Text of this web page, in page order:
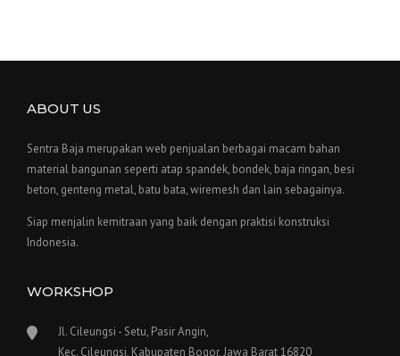
ABOUT US
Sentra Baja merupakan web penjualan berbagai macam bahan
material bangunan seperti atap spandek, bondek, baja ringan, besi
beton, genteng metal, batu bata, wiremesh dan lain sebagainya.
Siap menjalin kemitraan yang baik dengan praktisi konstruksi
Indonesia.
WORKSHOP
Jl. Cileungsi - Setu, Pasir Angin,
Kec. Cileungsi, Kabupaten Bogor, Jawa Barat 16820